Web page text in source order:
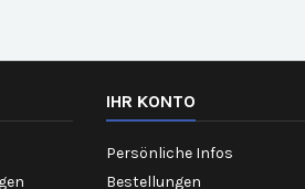
IHR KONTO
Persönliche Infos
Bestellungen